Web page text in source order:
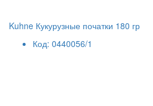
Kuhne Кукурузные початки 180 гр
Код: 0440056/1